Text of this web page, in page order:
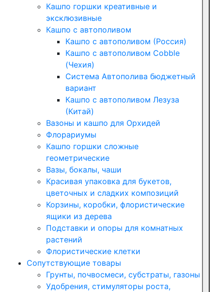
Кашпо горшки креативные и
эксклюзивные
Кашпо с автополивом
Кашпо с автополивом (Россия)
Кашпо с автополивом Cobble
(Чехия)
Система Автополива бюджетный
вариант
Кашпо с автополивом Лезуза
(Китай)
Вазоны и кашпо для Орхидей
Флорариумы
Кашпо горшки сложные
геометрические
Вазы, бокалы, чаши
Красивая упаковка для букетов,
цветочных и сладких композиций
Корзины, коробки, флористические
ящики из дерева
Подставки и опоры для комнатных
растений
Флористические клетки
Сопутствующие товары
Грунты, почвосмеси, субстраты, газоны
Удобрения, стимуляторы роста,